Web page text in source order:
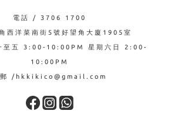
電話 / 3706 1700
西洋菜南街5號好望角大廈1905室
至五 3:00-10:00PM 星期六日 2:00-
10:00PM
郵 /hkkikico@gmail.com